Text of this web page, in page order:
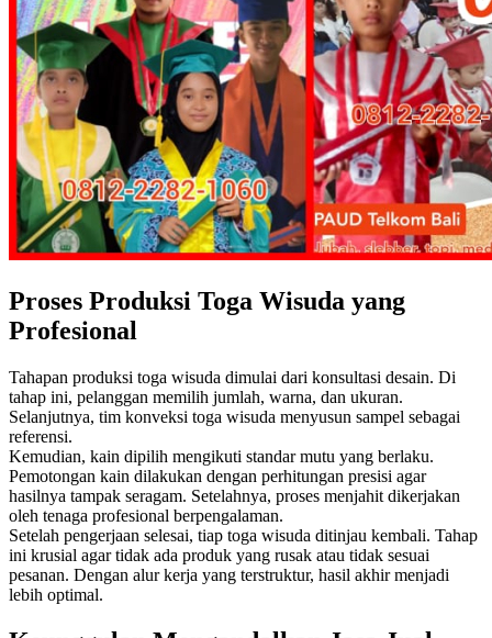
Proses Produksi Toga Wisuda yang
Profesional
Tahapan produksi toga wisuda dimulai dari konsultasi desain. Di
tahap ini, pelanggan memilih jumlah, warna, dan ukuran.
Selanjutnya, tim konveksi toga wisuda menyusun sampel sebagai
referensi.
Kemudian, kain dipilih mengikuti standar mutu yang berlaku.
Pemotongan kain dilakukan dengan perhitungan presisi agar
hasilnya tampak seragam. Setelahnya, proses menjahit dikerjakan
oleh tenaga profesional berpengalaman.
Setelah pengerjaan selesai, tiap toga wisuda ditinjau kembali. Tahap
ini krusial agar tidak ada produk yang rusak atau tidak sesuai
pesanan. Dengan alur kerja yang terstruktur, hasil akhir menjadi
lebih optimal.